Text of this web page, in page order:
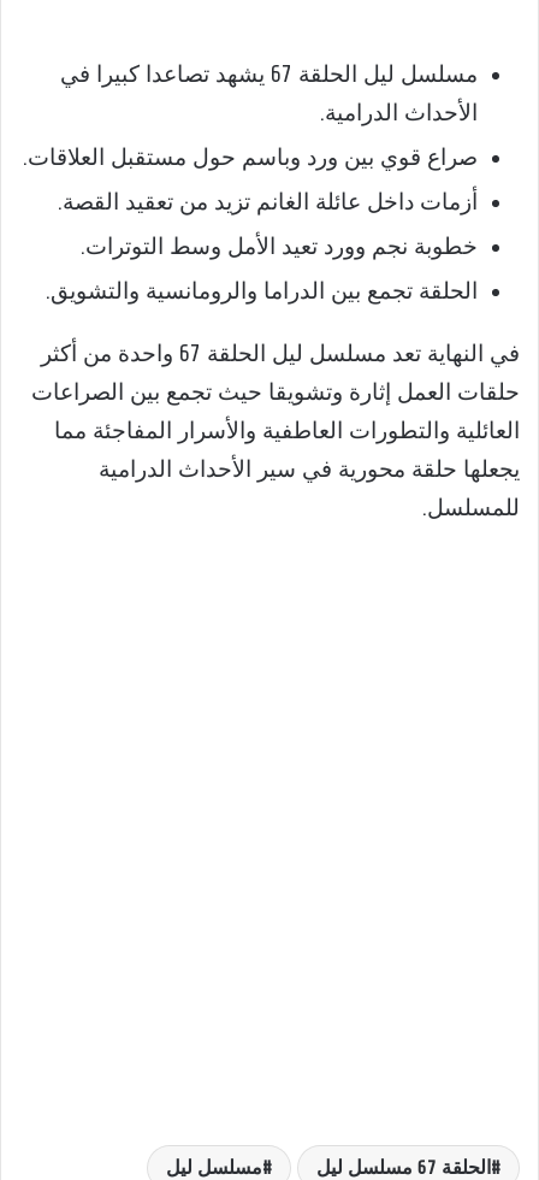
مسلسل ليل الحلقة 67 يشهد تصاعدا كبيرا في
الأحداث الدرامية.
صراع قوي بين ورد وباسم حول مستقبل العلاقات.
أزمات داخل عائلة الغانم تزيد من تعقيد القصة.
خطوبة نجم وورد تعيد الأمل وسط التوترات.
الحلقة تجمع بين الدراما والرومانسية والتشويق.
في النهاية تعد مسلسل ليل الحلقة 67 واحدة من أكثر
حلقات العمل إثارة وتشويقا حيث تجمع بين الصراعات
العائلية والتطورات العاطفية والأسرار المفاجئة مما
يجعلها حلقة محورية في سير الأحداث الدرامية
للمسلسل.
الحلقة 67 مسلسل ليل مسلسل ليل